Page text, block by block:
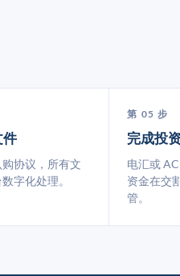
件
协议，所有文
字化处理。
第 05 步
完成投
电汇或
资金在交
管。